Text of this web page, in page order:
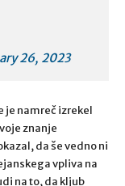
26, 2023
je namreč izrekel
znanje
da še vedno ni
vpliva na
na to, da kljub